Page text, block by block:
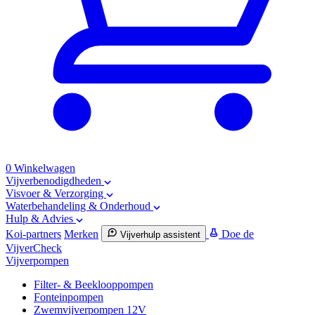
0 Winkelwagen
Vijverbenodigdheden
Visvoer & Verzorging
Waterbehandeling & Onderhoud
Hulp & Advies
Koi-partners Merken Vijverhulp assistent
Doe de
VijverCheck
Vijverpompen
Filter- & Beeklooppompen
Fonteinpompen
Zwemvijverpompen 12V